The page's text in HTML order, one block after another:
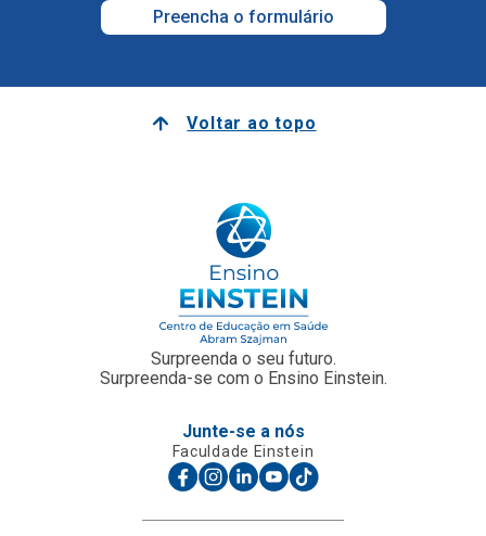
Preencha o formulário
Voltar ao topo
Surpreenda o seu futuro.
Surpreenda-se com o Ensino Einstein.
Junte-se a nós
Faculdade Einstein